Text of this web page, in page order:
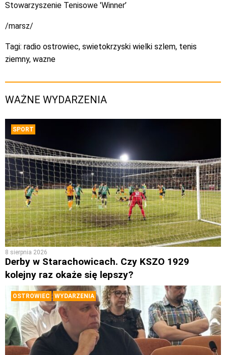
Stowarzyszenie Tenisowe 'Winner’
/marsz/
Tagi: radio ostrowiec, swietokrzyski wielki szlem, tenis
ziemny, wazne
WAŻNE WYDARZENIA
SPORT
8 sierpnia 2026
Derby w Starachowicach. Czy KSZO 1929
kolejny raz okaże się lepszy?
OSTROWIEC WYDARZENIA